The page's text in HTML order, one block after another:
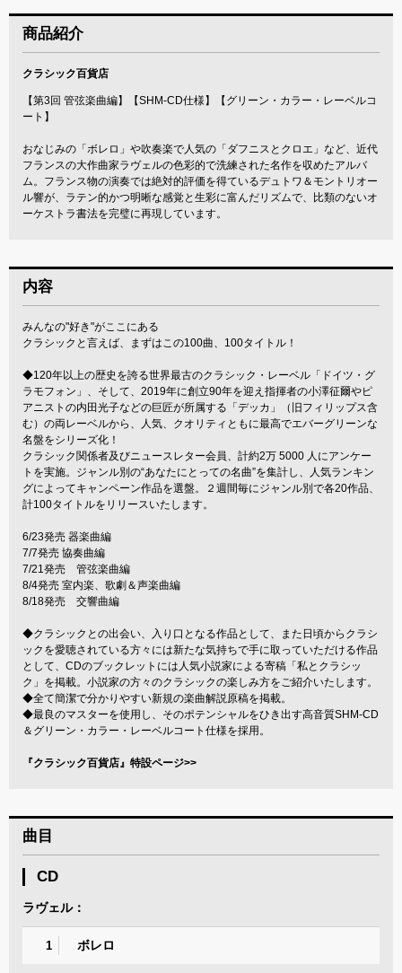
商品紹介
クラシック百貨店
【第3回 管弦楽曲編】【SHM-CD仕様】【グリーン・カラー・レーベルコ
ート】
おなじみの「ボレロ」や吹奏楽で人気の「ダフニスとクロエ」など、近代
フランスの大作曲家ラヴェルの色彩的で洗練された名作を収めたアルバ
ム。フランス物の演奏では絶対的評価を得ているデュトワ＆モントリオー
ル響が、ラテン的かつ明晰な感覚と生彩に富んだリズムで、比類のないオ
ーケストラ書法を完璧に再現しています。
内容
みんなの"好き"がここにある
クラシックと言えば、まずはこの100曲、100タイトル！
◆120年以上の歴史を誇る世界最古のクラシック・レーベル「ドイツ・グ
ラモフォン」、そして、2019年に創立90年を迎え指揮者の小澤征爾やピ
アニストの内田光子などの巨匠が所属する「デッカ」（旧フィリップス含
む）の両レーベルから、人気、クオリティともに最高でエバーグリーンな
名盤をシリーズ化！
クラシック関係者及びニュースレター会員、計約2万 5000 人にアンケー
トを実施。ジャンル別の“あなたにとっての名曲”を集計し、人気ランキン
グによってキャンペーン作品を選盤。２週間毎にジャンル別で各20作品、
計100タイトルをリリースいたします。
6/23発売 器楽曲編
7/7発売 協奏曲編
7/21発売 管弦楽曲編
8/4発売 室内楽、歌劇＆声楽曲編
8/18発売 交響曲編
◆クラシックとの出会い、入り口となる作品として、また日頃からクラシ
ックを愛聴されている方々には新たな気持ちで手に取っていただける作品
として、CDのブックレットには人気小説家による寄稿「私とクラシッ
ク」を掲載。小説家の方々のクラシックの楽しみ方をご紹介いたします。
◆全て簡潔で分かりやすい新規の楽曲解説原稿を掲載。
◆最良のマスターを使用し、そのポテンシャルをひき出す高音質SHM-CD
＆グリーン・カラー・レーベルコート仕様を採用。
『クラシック百貨店』特設ページ>>
曲目
CD
ラヴェル：
1 ボレロ